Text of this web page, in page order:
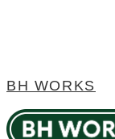
BH WORKS